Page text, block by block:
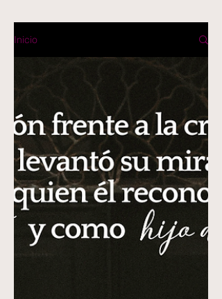
Inicio